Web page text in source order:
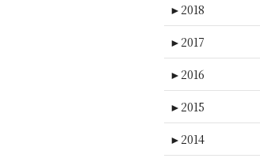
► 2018
► 2017
► 2016
► 2015
► 2014